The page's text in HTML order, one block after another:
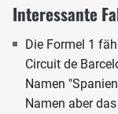
Interessante
Die Formel 1
Circuit de
Namen
Namen aber